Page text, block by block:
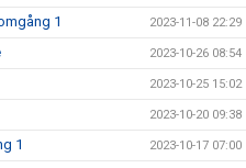
1 2023-11-08 22:29
2023-10-26 08:54
2023-10-25 15:02
2023-10-20 09:38
1 2023-10-17 07:00